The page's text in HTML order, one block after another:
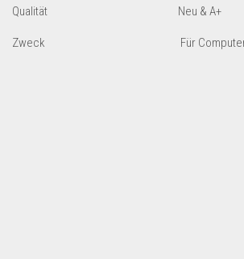
Qualität Neu & A+
Zweck Für Computer und